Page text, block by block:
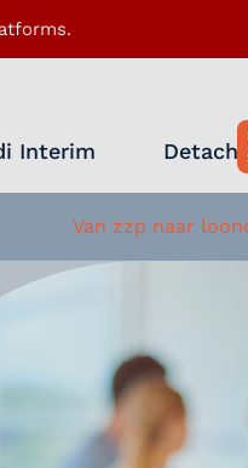
Interim
Van zzp naar